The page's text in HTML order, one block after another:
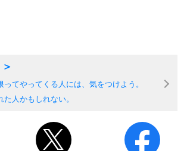
ってやってくる人には、気をつけよう。
人かもしれない。